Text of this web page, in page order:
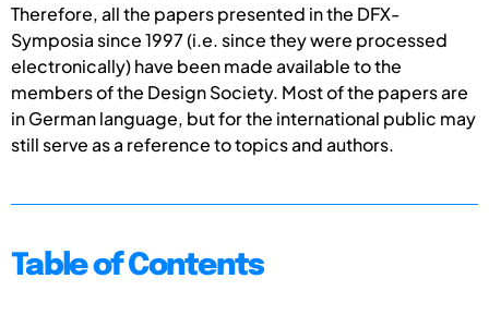
Therefore, all the papers presented in the DFX-
Symposia since 1997 (i.e. since they were processed
electronically) have been made available to the
members of the Design Society. Most of the papers are
in German language, but for the international public may
still serve as a reference to topics and authors.
Table of Contents